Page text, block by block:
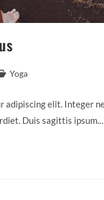
Yoga
elit. Integer
Duis sagittis